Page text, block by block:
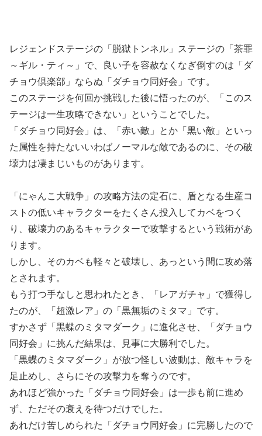
レジェンドステージの「脱獄トンネル」ステージの「茶罪
～ギル・ティ～」で、良い子を容赦なくなぎ倒すのは「ダ
チョウ倶楽部」ならぬ「ダチョウ同好会」です。
このステージを何回か挑戦した後に悟ったのが、「このス
テージは一生攻略できない」ということでした。
「ダチョウ同好会」は、「赤い敵」とか「黒い敵」といっ
た属性を持たないいわばノーマルな敵であるのに、その破
壊力は凄まじいものがあります。
「にゃんこ大戦争」の攻略方法の定石に、盾となる生産コ
ストの低いキャラクターをたくさん投入してカベをつく
り、破壊力のあるキャラクターで攻撃するという戦術があ
ります。
しかし、そのカベも軽々と破壊し、あっという間に攻め落
とされます。
もう打つ手なしと思われたとき、「レアガチャ」で獲得し
たのが、「超激レア」の「黒無垢のミタマ」です。
すかさず「黒蝶のミタマダーク」に進化させ、「ダチョウ
同好会」に挑んだ結果は、見事に大勝利でした。
「黒蝶のミタマダーク」が放つ怪しい波動は、敵キャラを
足止めし、さらにその攻撃力を奪うのです。
あれほど強かった「ダチョウ同好会」は一歩も前に進め
ず、ただその衰えを待つだけでした。
あれだけ苦しめられた「ダチョウ同好会」に完勝したので